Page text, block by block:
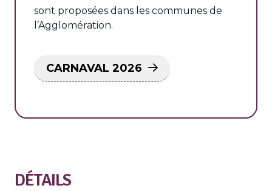
sont proposées dans les communes de
l’Agglomération.
CARNAVAL 2026
DÉTAILS